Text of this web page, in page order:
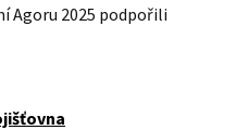
Agoru 2025 podpořili